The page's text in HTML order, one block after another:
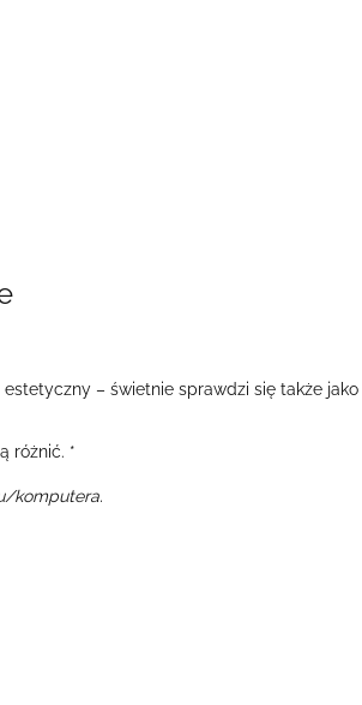
– świetnie sprawdzi się także jako
różnić. *
komputera.